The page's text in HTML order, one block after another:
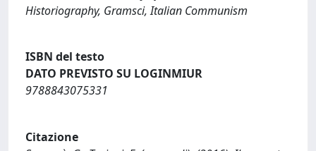
Historiography, Gramsci, Italian Communism
ISBN del testo
DATO PREVISTO SU LOGINMIUR
9788843075331
Citazione